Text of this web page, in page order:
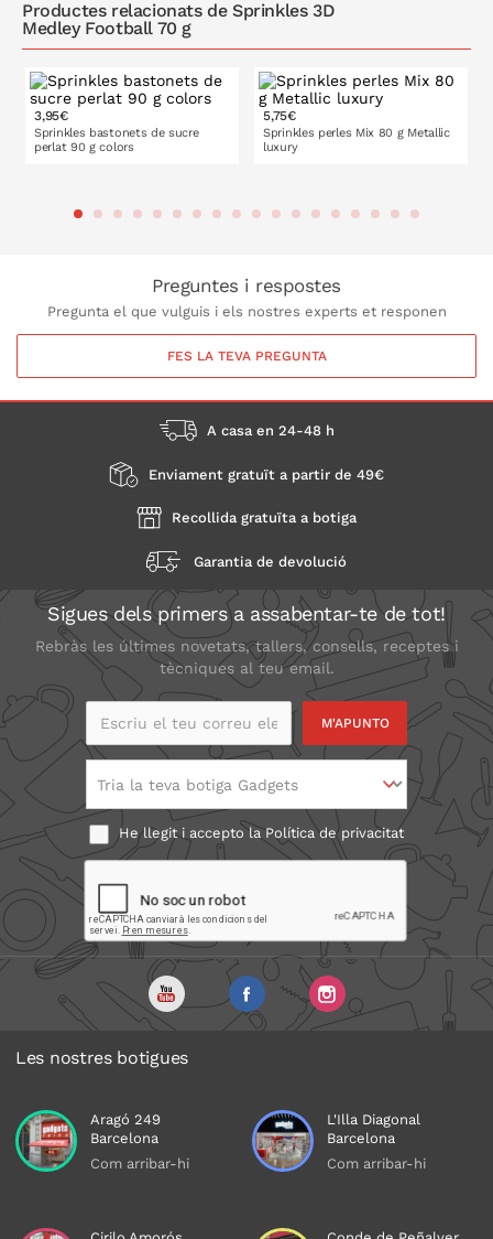
Productes relacionats de Sprinkles 3D
Medley Football 70 g
3,95€
Sprinkles bastonets de sucre
perlat 90 g colors
5,75€
Sprinkles perles Mix 80 g Metallic
luxury
Preguntes i respostes
Pregunta el que vulguis i els nostres experts et responen
FES LA TEVA PREGUNTA
A casa en 24-48 h
Enviament gratuït a partir de 49€
Recollida gratuïta a botiga
Garantia de devolució
Sigues dels primers a assabentar-te de tot!
Rebràs les últimes novetats, tallers, consells, receptes i
tècniques al teu email.
Escriu el teu correu
Tria la teva botiga Gadgets
He llegit i accepto laPolítica de privacitat
Les nostres botigues
Aragó 249
Barcelona
Com arribar-hi
L'Illa Diagonal
Barcelona
Com arribar-hi